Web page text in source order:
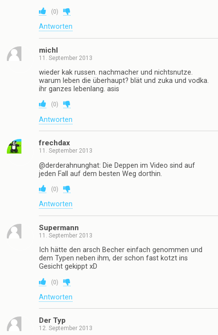
(0)
Antworten
michl
11. September 2013
wieder kak russen. nachmacher und nichtsnutze.
warum leben die überhaupt? blät und zuka und vodka.
ihr ganzes lebenlang. asis
(0)
Antworten
frechdax
11. September 2013
@derderahnunghat: Die Deppen im Video sind auf
jeden Fall auf dem besten Weg dorthin.
(0)
Antworten
Supermann
11. September 2013
Ich hätte den arsch Becher einfach genommen und
dem Typen neben ihm, der schon fast kotzt ins
Gesicht gekippt xD
(0)
Antworten
Der Typ
12. September 2013